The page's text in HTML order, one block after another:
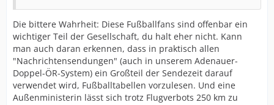
Die bittere Wahrheit: Diese Fußballfans sind offenbar ein
wichtiger Teil der Gesellschaft, du halt eher nicht. Kann
man auch daran erkennen, dass in praktisch allen
"Nachrichtensendungen" (auch in unserem Adenauer-
Doppel-ÖR-System) ein Großteil der Sendezeit darauf
verwendet wird, Fußballtabellen vorzulesen. Und eine
Außenministerin lässt sich trotz Flugverbots 250 km zu